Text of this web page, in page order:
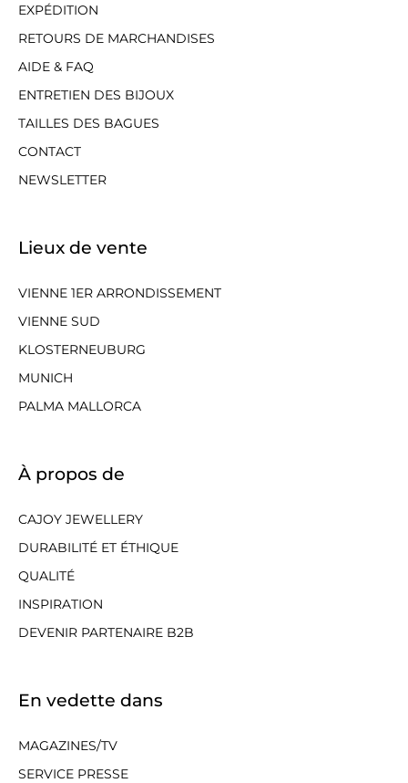
EXPÉDITION
RETOURS DE MARCHANDISES
AIDE & FAQ
ENTRETIEN DES BIJOUX
TAILLES DES BAGUES
CONTACT
NEWSLETTER
Lieux de vente
VIENNE 1ER ARRONDISSEMENT
VIENNE SUD
KLOSTERNEUBURG
MUNICH
PALMA MALLORCA
À propos de
CAJOY JEWELLERY
DURABILITÉ ET ÉTHIQUE
QUALITÉ
INSPIRATION
DEVENIR PARTENAIRE B2B
En vedette dans
MAGAZINES/TV
SERVICE PRESSE